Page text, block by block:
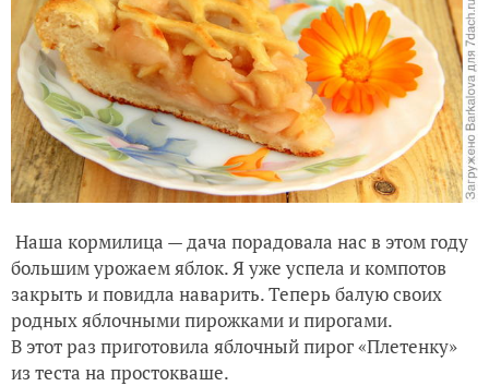
Наша кормилица — дача порадовала нас в этом году
большим урожаем яблок. Я уже успела и компотов
закрыть и повидла наварить. Теперь балую своих
родных яблочными пирожками и пирогами.
В этот раз приготовила яблочный пирог «Плетенку»
из теста на простокваше.